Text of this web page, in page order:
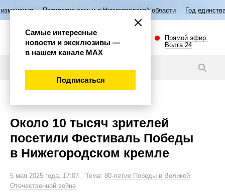
семьи в Нижегородской области Год единства народов России
Прямой эфир.
Волга 24
Около 10 тысяч зрителей
посетили Фестиваль Победы
в Нижегородском кремле
5 мая 2025 года, 17:07 Тема: 80-летие Победы в Великой
Отечественной войне
Самые интересные
новости и эксклюзивы —
в нашем канале МАХ
Подписаться